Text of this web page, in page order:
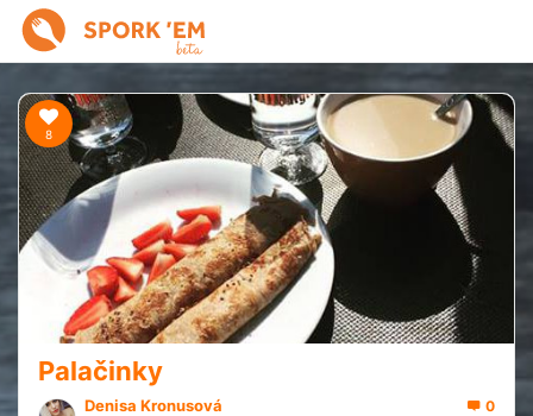
8
Palačinky
0
Denisa Kronusová